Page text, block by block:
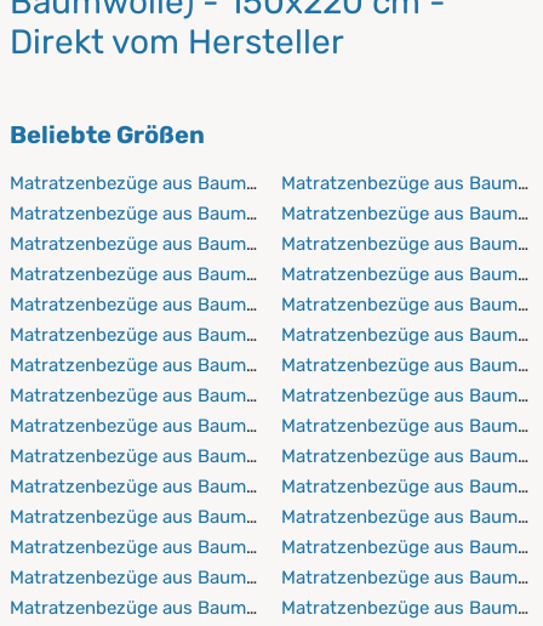
Direkt vom Hersteller
Beliebte Größen
Matratzenbezüge aus Baumwolle 60x120 cm
Matratzenbezüge aus Baumwolle 60x190 cm
Matratzenbezüge aus Baumwolle 60x200 cm
Matratzenbezüge aus Baumwolle 60x210 cm
Matratzenbezüge aus Baumwolle 60x220 cm
Matratzenbezüge aus Baumwolle 70x140 cm
Matratzenbezüge aus Baumwolle 70x190 cm
Matratzenbezüge aus Baumwolle 70x200 cm
Matratzenbezüge aus Baumwolle 70x210 cm
Matratzenbezüge aus Baumwolle 70x220 cm
Matratzenbezüge aus Baumwolle 80x190 cm
Matratzenbezüge aus Baumwolle 80x200 cm
Matratzenbezüge aus Baumwolle 80x210 cm
Matratzenbezüge aus Baumwolle 80x220 cm
Matratzenbezüge aus Baumwolle 90x190 cm
Matratzenbezüge aus
Matratzenbezüge aus
Matratzenbezüge aus
Matratzenbezüge aus
Matratzenbezüge aus
Matratzenbezüge aus
Matratzenbezüge aus
Matratzenbezüge aus
Matratzenbezüge aus
Matratzenbezüge aus
Matratzenbezüge aus
Matratzenbezüge aus
Matratzenbezüge aus
Matratzenbezüge aus
Matratzenbezüge aus